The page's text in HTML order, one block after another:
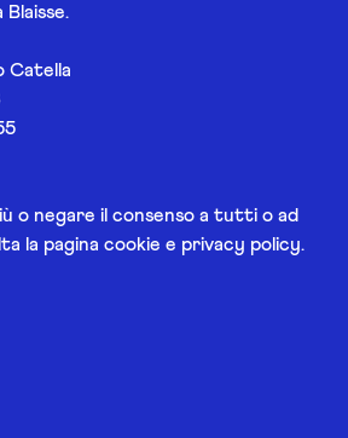
Catella
o negare il consenso a tutti o ad
la pagina cookie e privacy policy.